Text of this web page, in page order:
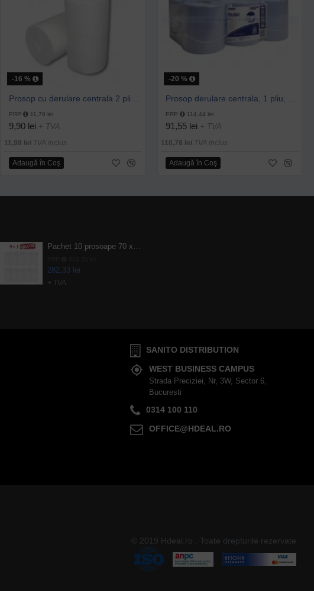
-16 %
PRP 11,78 lei
9,90 lei + TVA
11,98 lei TVA inclus
Adaugă în Coş
-20 %
PRP 114,44 lei
91,55 lei + TVA
110,78 lei TVA inclus
Adaugă în Coş
Pachet 10 prosoape 70 x 140cm 9 + 1 gratuit
282,33 lei
+ TVA
SANITO DISTRIBUTION
WEST BUSINESS CAMPUS
Strada Preciziei, Nr, 3W, Sector 6,
Bucuresti
0314 100 110
OFFICE@HDEAL.RO
© 2019 Hdeal.ro , Toate drepturile rezervate